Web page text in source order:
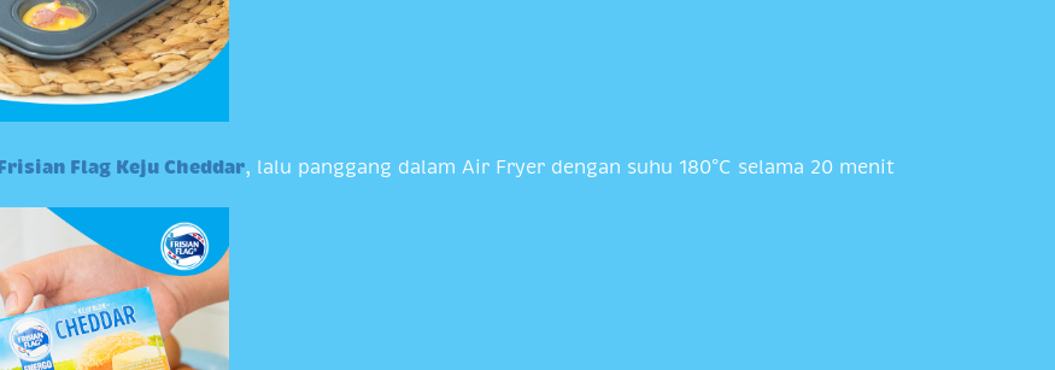
Frisian Flag Keju Cheddar, lalu panggang dalam Air Fryer dengan suhu 180°C selama 20 menit